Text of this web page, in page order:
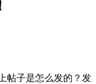
帖子是怎么发的？发